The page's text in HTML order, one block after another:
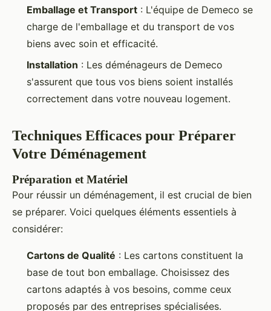
Emballage et Transport : L'équipe de Demeco se
charge de l'emballage et du transport de vos
biens avec soin et efficacité.
Installation : Les déménageurs de Demeco
s'assurent que tous vos biens soient installés
correctement dans votre nouveau logement.
Techniques Efficaces pour Préparer
Votre Déménagement
Préparation et Matériel
Pour réussir un déménagement, il est crucial de bien
se préparer. Voici quelques éléments essentiels à
considérer:
Cartons de Qualité : Les cartons constituent la
base de tout bon emballage. Choisissez des
cartons adaptés à vos besoins, comme ceux
proposés par des entreprises spécialisées.